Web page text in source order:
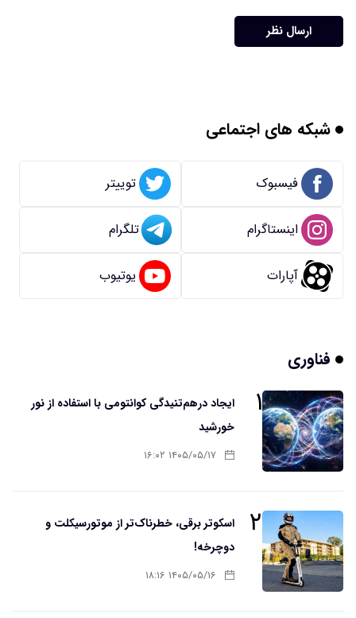
ارسال نظر
شبکه های اجتماعی
فیسبوک توییتر
اینستاگرام تلگرام
آپارات یوتیوب
فناوری
۱
ایجاد درهم‌تنیدگی کوانتومی با استفاده از نور
خورشید
۱۴۰۵/۰۵/۱۷ ۱۶:۰۲
۲
اسکوتر برقی، خطرناک‌تر از موتورسیکلت و
دوچرخه!
۱۴۰۵/۰۵/۱۶ ۱۸:۱۶